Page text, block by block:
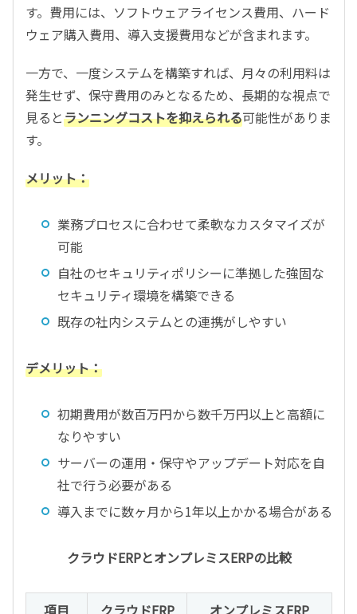
す。費用には、ソフトウェアライセンス費用、ハード
ウェア購入費用、導入支援費用などが含まれます。
一方で、一度システムを構築すれば、月々の利用料は
発生せず、保守費用のみとなるため、長期的な視点で
見るとランニングコストを抑えられる可能性がありま
す。
メリット：
業務プロセスに合わせて柔軟なカスタマイズが
可能
自社のセキュリティポリシーに準拠した強固な
セキュリティ環境を構築できる
既存の社内システムとの連携がしやすい
デメリット：
初期費用が数百万円から数千万円以上と高額に
なりやすい
サーバーの運用・保守やアップデート対応を自
社で行う必要がある
導入までに数ヶ月から1年以上かかる場合がある
クラウドERPとオンプレミスERPの比較
項目 クラウドERP オンプレミスERP